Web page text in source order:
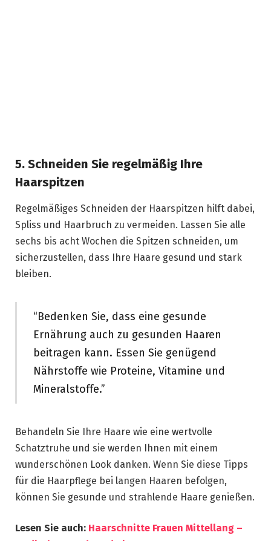
5. Schneiden Sie regelmäßig Ihre
Haarspitzen
Regelmäßiges Schneiden der Haarspitzen hilft dabei,
Spliss und Haarbruch zu vermeiden. Lassen Sie alle
sechs bis acht Wochen die Spitzen schneiden, um
sicherzustellen, dass Ihre Haare gesund und stark
bleiben.
“Bedenken Sie, dass eine gesunde
Ernährung auch zu gesunden Haaren
beitragen kann. Essen Sie genügend
Nährstoffe wie Proteine, Vitamine und
Mineralstoffe.”
Behandeln Sie Ihre Haare wie eine wertvolle
Schatztruhe und sie werden Ihnen mit einem
wunderschönen Look danken. Wenn Sie diese Tipps
für die Haarpflege bei langen Haaren befolgen,
können Sie gesunde und strahlende Haare genießen.
Lesen Sie auch: Haarschnitte Frauen Mittellang –